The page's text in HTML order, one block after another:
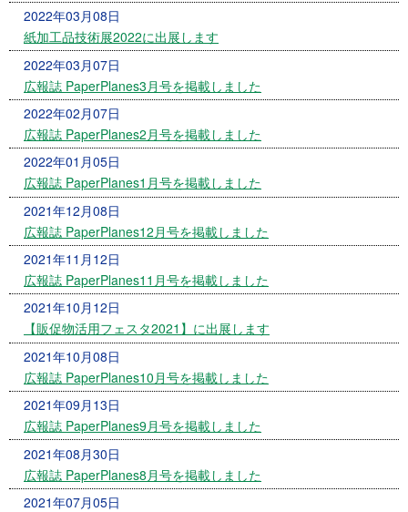
2022年03月08日
紙加工品技術展2022に出展します
2022年03月07日
広報誌 PaperPlanes3月号を掲載しました
2022年02月07日
広報誌 PaperPlanes2月号を掲載しました
2022年01月05日
広報誌 PaperPlanes1月号を掲載しました
2021年12月08日
広報誌 PaperPlanes12月号を掲載しました
2021年11月12日
広報誌 PaperPlanes11月号を掲載しました
2021年10月12日
【販促物活用フェスタ2021】に出展します
2021年10月08日
広報誌 PaperPlanes10月号を掲載しました
2021年09月13日
広報誌 PaperPlanes9月号を掲載しました
2021年08月30日
広報誌 PaperPlanes8月号を掲載しました
2021年07月05日